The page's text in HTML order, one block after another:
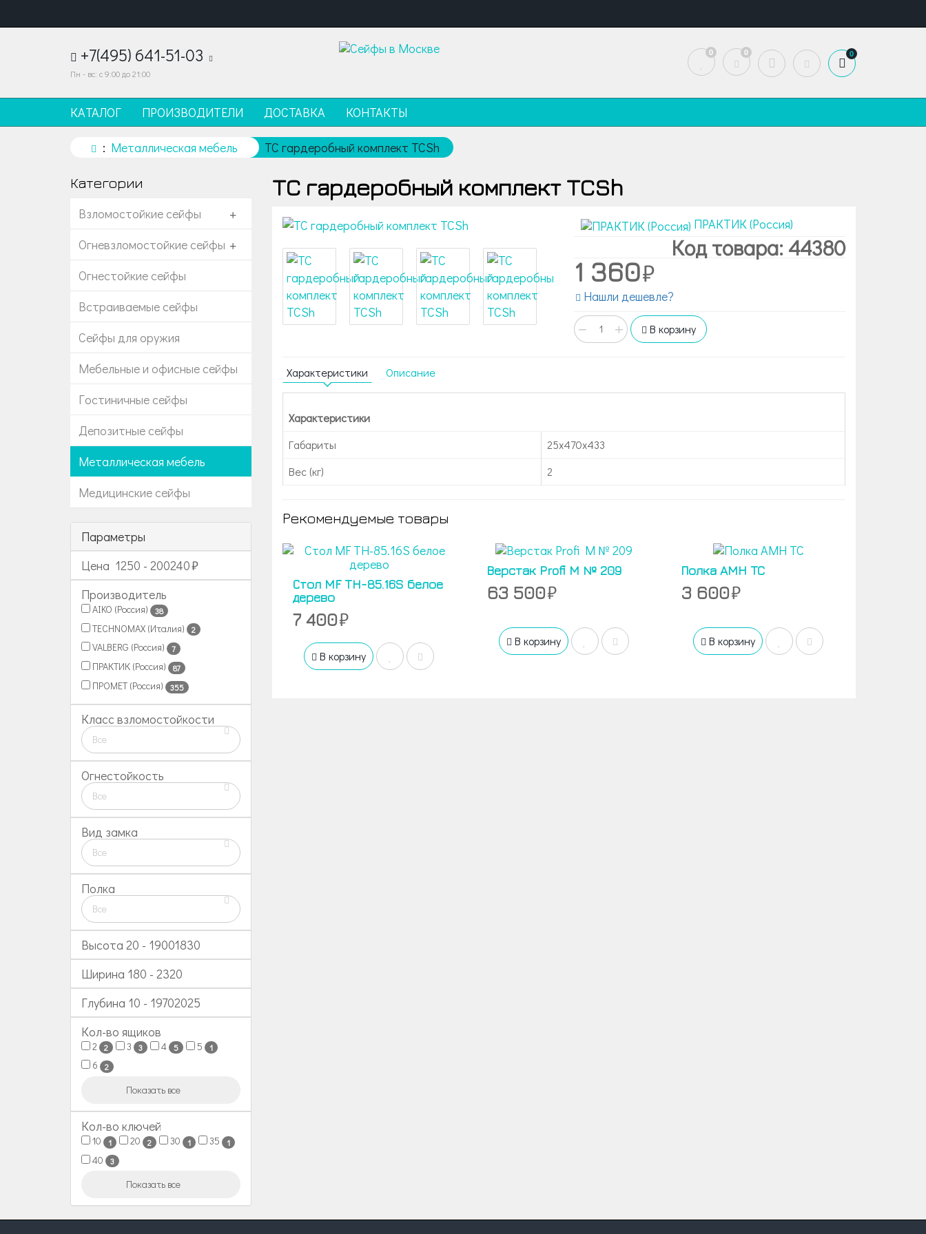
+7(495) 641-51-03
Пн - вс: с 9:00 до 21:00
0 0 0
КАТАЛОГ ПРОИЗВОДИТЕЛИ ДОСТАВКА КОНТАКТЫ
Металлическая мебель TC гардеробный комплект TCSh
Категории
Взломостойкие сейфы +
Огневзломостойкие сейфы +
Огнестойкие сейфы
Встраиваемые сейфы
Сейфы для оружия
Мебельные и офисные сейфы
Гостиничные сейфы
Депозитные сейфы
Металлическая мебель
Медицинские сейфы
Параметры
Цена 1250 - 200240
Производитель
AIKO (Россия) 38
TECHNOMAX (Италия) 2
VALBERG (Россия) 7
ПРАКТИК (Россия) 87
ПРОМЕТ (Россия) 355
Класс взломостойкости
Все
Огнестойкость
Все
Вид замка
Все
Полка
Все
Высота 20 - 19001830
Ширина 180 - 2320
Глубина 10 - 19702025
Кол-во ящиков
2 2 3 3 4 5 5 1
6 2
Показать все
Кол-во ключей
10 1 20 2 30 1 35 1
40 3
Показать все
TC гардеробный комплект TCSh
ПРАКТИК (Россия)
Код товара: 44380
1 360
Нашли дешевле?
− + В корзину
Характеристики Описание
Характеристики
Габариты
25x470x433
Вес (кг)
2
Рекомендуемые товары
Стол MF TH-85.16S белое
дерево
7 400
В корзину
Верстак Profi M № 209
63 500
В корзину
Полка AMH TC
3 600
В корзину